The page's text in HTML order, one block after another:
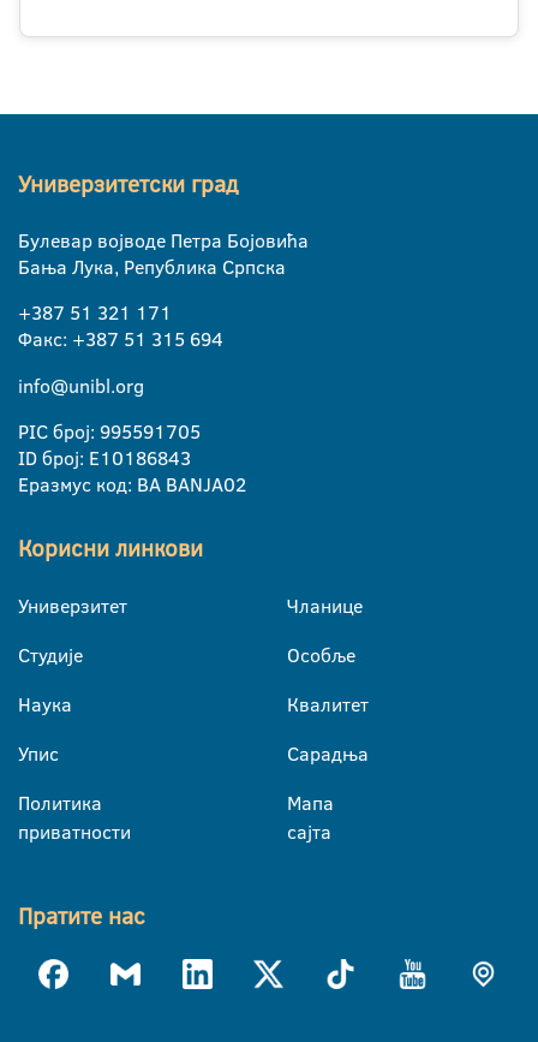
Универзитетски град
Булевар војводе Петра Бојовића
Бања Лука, Република Српска
+387 51 321 171
Факс: +387 51 315 694
info@unibl.org
PIC број: 995591705
ID број: E10186843
Еразмус код: BA BANJA02
Корисни линкови
Универзитет
Студије
Наука
Упис
Политика
приватности
Чланице
Особље
Квалитет
Сарадња
Мапа
сајта
Пратите нас